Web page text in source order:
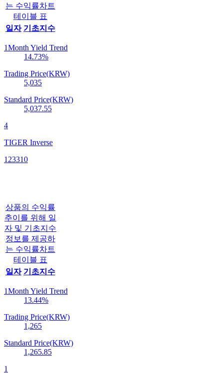
는 수익률차트
테이블 표
일자 기초지수
1Month Yield Trend
14.73%
Trading Price(KRW)
5,035
Standard Price(KRW)
5,037.55
4
TIGER Inverse
123310
상품의 수익률
추이를 위해 일
자 및 기초지수
정보를 제공하
는 수익률차트
테이블 표
일자 기초지수
1Month Yield Trend
13.44%
Trading Price(KRW)
1,265
Standard Price(KRW)
1,265.85
1